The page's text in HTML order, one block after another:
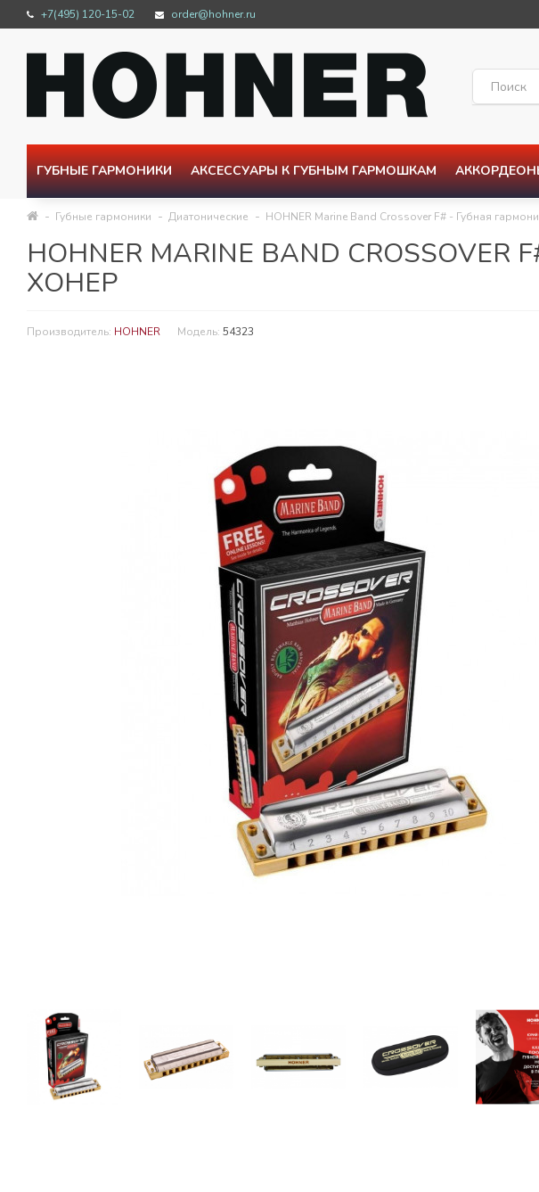
+7(495) 120-15-02 order@hohner.ru
ГУБНЫЕ ГАРМОНИКИ АКСЕССУАРЫ К ГУБНЫМ ГАРМОШКАМ
Губные гармоники Диатонические HOHNER Marine Band Crossover F# - Губная
HOHNER MARINE BAND
ХОНЕР
Производитель: HOHNER Модель: 54323